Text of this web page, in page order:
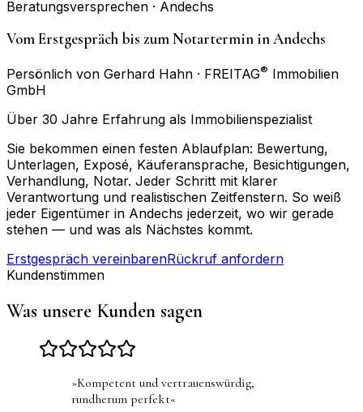
Beratungsversprechen · Andechs
Vom Erstgespräch bis zum Notartermin in Andechs
Persönlich von Gerhard Hahn · FREITAG® Immobilien
GmbH
Über 30 Jahre Erfahrung als Immobilienspezialist
Sie bekommen einen festen Ablaufplan: Bewertung,
Unterlagen, Exposé, Käuferansprache, Besichtigungen,
Verhandlung, Notar. Jeder Schritt mit klarer
Verantwortung und realistischen Zeitfenstern. So weiß
jeder Eigentümer in Andechs jederzeit, wo wir gerade
stehen — und was als Nächstes kommt.
Erstgespräch vereinbarenRückruf anfordern
Kundenstimmen
Was unsere Kunden sagen
»Kompetent und vertrauenswürdig,
rundherum perfekt«